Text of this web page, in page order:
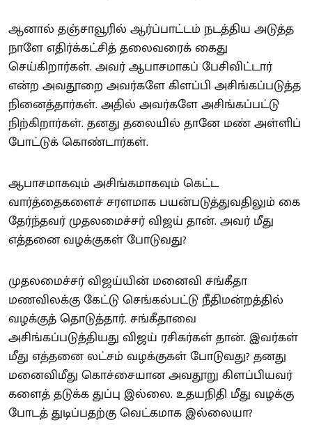
ஆனால் தஞ்சாவூரில் ஆர்ப்பாட்டம் நடத்திய அடுத்த
நாளே எதிர்க்கட்சித் தலைவரைக் கைது
செய்கிறார்கள். அவர் ஆபாசமாகப் பேசிவிட்டார்
என்ற அவதூறை அவர்களே கிளப்பி அசிங்கப்படுத்த
நினைத்தார்கள். அதில் அவர்களே அசிங்கப்பட்டு
நிற்கிறார்கள். தனது தலையில் தானே மண் அள்ளிப்
போட்டுக் கொண்டார்கள்.
ஆபாசமாகவும் அசிங்கமாகவும் கெட்ட
வார்த்தைகளைச் சரளமாக பயன்படுத்துவதிலும் கை
தேர்ந்தவர் முதலமைச்சர் விஜய் தான். அவர் மீது
எத்தனை வழக்குகள் போடுவது?
முதலமைச்சர் விஜய்யின் மனைவி சங்கீதா
மணவிலக்கு கேட்டு செங்கல்பட்டு நீதிமன்றத்தில்
வழக்குத் தொடுத்தார். சங்கீதாவை
அசிங்கப்படுத்தியது விஜய் ரசிகர்கள் தான். இவர்கள்
மீது எத்தனை லட்சம் வழக்குகள் போடுவது? தனது
மனைவிமீது கொச்சையான அவதூறு கிளப்பியவர்
களைத் தடுக்க துப்பு இல்லை. உதயநிதி மீது வழக்கு
போடத் துடிப்பதற்கு வெட்கமாக இல்லையா?